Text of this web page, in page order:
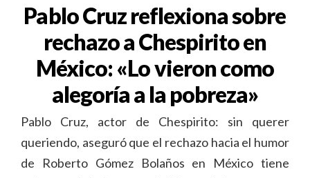
Pablo Cruz reflexiona sobre
rechazo a Chespirito en
México: «Lo vieron como
alegoría a la pobreza»
Pablo Cruz, actor de Chespirito: sin querer
queriendo, aseguró que el rechazo hacia el humor
de Roberto Gómez Bolaños en México tiene